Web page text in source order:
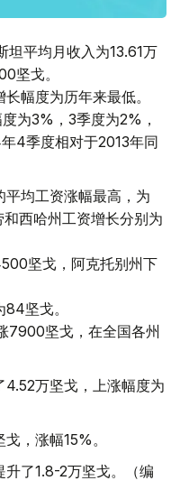
坦平均月收入为13.61万
坚戈。
幅度为历年来最低。
为3%，3季度为2%，
4季度相对于2013年同
均工资涨幅最高，为
西哈州工资增长分别为
坚戈，阿克托别州下
坚戈。
7900坚戈，在全国各州
万坚戈，上涨幅度为
，涨幅15%。
了1.8-2万坚戈。（编